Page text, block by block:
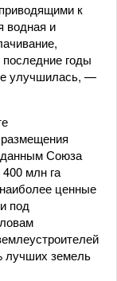
к
водная и
годы
улучшилась, —
данным Союза
млн га
ценные
под
лучших земель